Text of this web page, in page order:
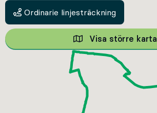
Ordinarie linjesträckning
Visa större karta